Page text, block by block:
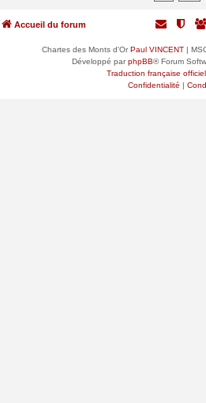
Accueil du forum
Chartes des Monts d'OrPaul VINCENT|
Développé parphpBB® Forum
Traduction française
Confidentialité |